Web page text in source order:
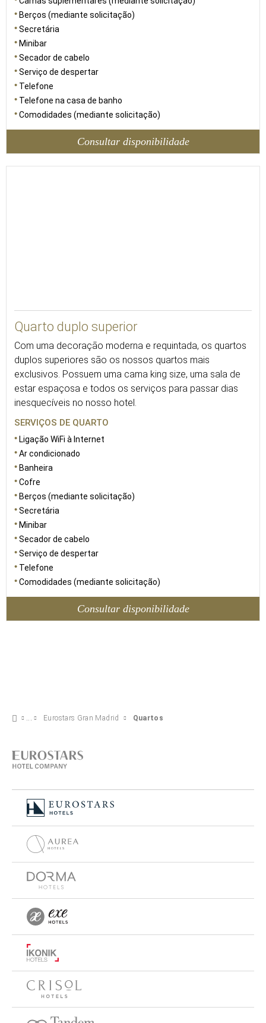
Berços (mediante solicitação)
Secretária
Minibar
Secador de cabelo
Serviço de despertar
Telefone
Telefone na casa de banho
Comodidades (mediante solicitação)
Consultar disponibilidade
Quarto duplo superior
Com uma decoração moderna e requintada, os quartos
duplos superiores são os nossos quartos mais
exclusivos. Possuem uma cama king size, uma sala de
estar espaçosa e todos os serviços para passar dias
inesquecíveis no nosso hotel.
SERVIÇOS DE QUARTO
Ligação WiFi à Internet
Ar condicionado
Banheira
Cofre
Berços (mediante solicitação)
Secretária
Minibar
Secador de cabelo
Serviço de despertar
Telefone
Comodidades (mediante solicitação)
Consultar disponibilidade
Eurostars Gran Madrid Quartos